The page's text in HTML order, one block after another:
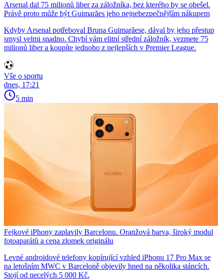
Arsenal dal 75 milionů liber za záložníka, bez kterého by se obešel.
Právě proto může být Guimarães jeho nejnebezpečnějším nákupem
Kdyby Arsenal potřeboval Bruna Guimarãese, dával by jeho přestup
smysl velmi snadno. Chybí vám elitní střední záložník, vezmete 75
milionů liber a koupíte jednoho z nejlepších v Premier League.
Vše o sportu
dnes, 17:21
5 min
Fejkové iPhony zaplavily Barcelonu. Oranžová barva, široký modul
fotoaparátů a cena zlomek originálu
Levné androidové telefony kopírující vzhled iPhonu 17 Pro Max se
na letošním MWC v Barceloně objevily hned na několika stáncích.
Stojí od necelých 5 000 Kč.